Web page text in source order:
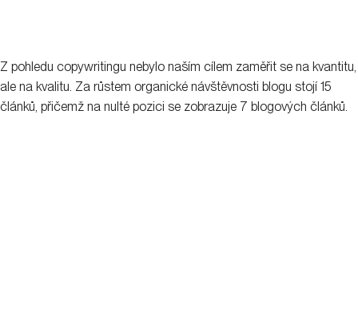
Z pohledu copywritingu nebylo naším cílem zaměřit se na kvantitu,
ale na kvalitu. Za růstem organické návštěvnosti blogu stojí 15
článků, přičemž na nulté pozici se zobrazuje 7 blogových článků.